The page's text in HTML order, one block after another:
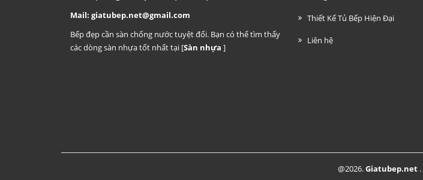
Mail: giatubep.net@gmail.com
Bếp đẹp cần sàn chống nước tuyệt đối. Bạn có thể tìm thấy
các dòng sàn nhựa tốt nhất tại [Sàn nhựa ]
Thiết Kế Tủ Bếp Hiện Đại
Liên hệ
@2026.Giatubep.net .